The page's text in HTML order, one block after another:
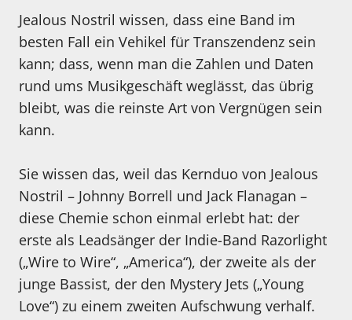
Jealous Nostril wissen, dass eine Band im
besten Fall ein Vehikel für Transzendenz sein
kann; dass, wenn man die Zahlen und Daten
rund ums Musikgeschäft weglässt, das übrig
bleibt, was die reinste Art von Vergnügen sein
kann.
Sie wissen das, weil das Kernduo von Jealous
Nostril – Johnny Borrell und Jack Flanagan –
diese Chemie schon einmal erlebt hat: der
erste als Leadsänger der Indie-Band Razorlight
(„Wire to Wire“, „America“), der zweite als der
junge Bassist, der den Mystery Jets („Young
Love“) zu einem zweiten Aufschwung verhalf.